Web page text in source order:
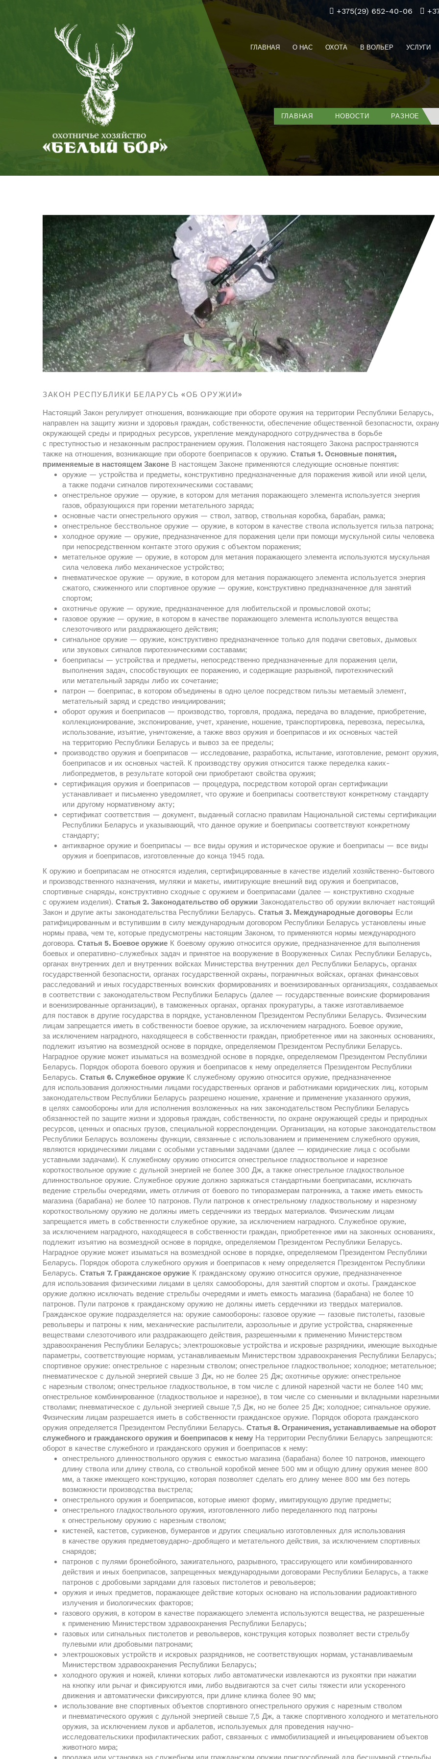
+375(29) 652-40-06
ГЛАВНАЯ О НАС ОХОТА В ВОЛЬЕР УСЛУГИ
ГЛАВНАЯ НОВОСТИ РАЗНОЕ
ЗАКОН РЕСПУБЛИКИ БЕЛАРУСЬ «ОБ ОРУЖИИ»
Настоящий Закон регулирует отношения, возникающие при обороте оружия на территории Республики Беларусь,
направлен на защиту жизни и здоровья граждан, собственности, обеспечение общественной безопасности, охрану
окружающей среды и природных ресурсов, укрепление международного сотрудничества в борьбе
с преступностью и незаконным распространением оружия. Положения настоящего Закона распространяются
также на отношения, возникающие при обороте боеприпасов к оружию. Статья 1. Основные понятия,
применяемые в настоящем Законе В настоящем Законе применяются следующие основные понятия:
оружие — устройства и предметы, конструктивно предназначенные для поражения живой или иной цели,
а также подачи сигналов пиротехническими составами;
огнестрельное оружие — оружие, в котором для метания поражающего элемента используется энергия
газов, образующихся при горении метательного заряда;
основные части огнестрельного оружия — ствол, затвор, ствольная коробка, барабан, рамка;
огнестрельное бесствольное оружие — оружие, в котором в качестве ствола используется гильза патрона;
холодное оружие — оружие, предназначенное для поражения цели при помощи мускульной силы человека
при непосредственном контакте этого оружия с объектом поражения;
метательное оружие — оружие, в котором для метания поражающего элемента используются мускульная
сила человека либо механическое устройство;
пневматическое оружие — оружие, в котором для метания поражающего элемента используется энергия
сжатого, сжиженного или спортивное оружие — оружие, конструктивно предназначенное для занятий
спортом;
охотничье оружие — оружие, предназначенное для любительской и промысловой охоты;
газовое оружие — оружие, в котором в качестве поражающего элемента используются вещества
слезоточивого или раздражающего действия;
сигнальное оружие — оружие, конструктивно предназначенное только для подачи световых, дымовых
или звуковых сигналов пиротехническими составами;
боеприпасы — устройства и предметы, непосредственно предназначенные для поражения цели,
выполнения задач, способствующих ее поражению, и содержащие разрывной, пиротехнический
или метательный заряды либо их сочетание;
патрон — боеприпас, в котором объединены в одно целое посредством гильзы метаемый элемент,
метательный заряд и средство инициирования;
оборот оружия и боеприпасов — производство, торговля, продажа, передача во владение, приобретение,
коллекционирование, экспонирование, учет, хранение, ношение, транспортировка, перевозка, пересылка,
использование, изъятие, уничтожение, а также ввоз оружия и боеприпасов и их основных частей
на территорию Республики Беларусь и вывоз за ее пределы;
производство оружия и боеприпасов — исследование, разработка, испытание, изготовление, ремонт оружия,
боеприпасов и их основных частей. К производству оружия относится также переделка каких-
либопредметов, в результате которой они приобретают свойства оружия;
сертификация оружия и боеприпасов — процедура, посредством которой орган сертификации
устанавливает и письменно уведомляет, что оружие и боеприпасы соответствуют конкретному стандарту
или другому нормативному акту;
сертификат соответствия — документ, выданный согласно правилам Национальной системы сертификации
Республики Беларусь и указывающий, что данное оружие и боеприпасы соответствуют конкретному
стандарту;
антикварное оружие и боеприпасы — все виды оружия и историческое оружие и боеприпасы — все виды
оружия и боеприпасов, изготовленные до конца 1945 года.
К оружию и боеприпасам не относятся изделия, сертифицированные в качестве изделий хозяйственно-бытового
и производственного назначения, муляжи и макеты, имитирующие внешний вид оружия и боеприпасов,
спортивные снаряды, конструктивно сходные с оружием и боеприпасами (далее — конструктивно сходные
с оружием изделия). Статья 2. Законодательство об оружии Законодательство об оружии включает настоящий
Закон и другие акты законодательства Республики Беларусь. Статья 3. Международные договоры Если
ратифицированным и вступившим в силу международным договором Республики Беларусь установлены иные
нормы права, чем те, которые предусмотрены настоящим Законом, то применяются нормы международного
договора. Статья 5. Боевое оружие К боевому оружию относится оружие, предназначенное для выполнения
боевых и оперативно-служебных задач и принятое на вооружение в Вооруженных Силах Республики Беларусь,
органах внутренних дел и внутренних войсках Министерства внутренних дел Республики Беларусь, органах
государственной безопасности, органах государственной охраны, пограничных войсках, органах финансовых
расследований и иных государственных воинских формированиях и военизированных организациях, создаваемых
в соответствии с законодательством Республики Беларусь (далее — государственные воинские формирования
и военизированные организации), в таможенных органах, органах прокуратуры, а также изготавливаемое
для поставок в другие государства в порядке, установленном Президентом Республики Беларусь. Физическим
лицам запрещается иметь в собственности боевое оружие, за исключением наградного. Боевое оружие,
за исключением наградного, находящееся в собственности граждан, приобретенное ими на законных основаниях,
подлежит изъятию на возмездной основе в порядке, определяемом Президентом Республики Беларусь.
Наградное оружие может изыматься на возмездной основе в порядке, определяемом Президентом Республики
Беларусь. Порядок оборота боевого оружия и боеприпасов к нему определяется Президентом Республики
Беларусь. Статья 6. Служебное оружие К служебному оружию относится оружие, предназначенное
для использования должностными лицами государственных органов и работниками юридических лиц, которым
законодательством Республики Беларусь разрешено ношение, хранение и применение указанного оружия,
в целях самообороны или для исполнения возложенных на них законодательством Республики Беларусь
обязанностей по защите жизни и здоровья граждан, собственности, по охране окружающей среды и природных
ресурсов, ценных и опасных грузов, специальной корреспонденции. Организации, на которые законодательством
Республики Беларусь возложены функции, связанные с использованием и применением служебного оружия,
являются юридическими лицами с особыми уставными задачами (далее — юридические лица с особыми
уставными задачами). К служебному оружию относится огнестрельное гладкоствольное и нарезное
короткоствольное оружие с дульной энергией не более 300 Дж, а также огнестрельное гладкоствольное
длинноствольное оружие. Служебное оружие должно заряжаться стандартными боеприпасами, исключать
ведение стрельбы очередями, иметь отличия от боевого по типоразмерам патронника, а также иметь емкость
магазина (барабана) не более 10 патронов. Пули патронов к огнестрельному гладкоствольному и нарезному
короткоствольному оружию не должны иметь сердечники из твердых материалов. Физическим лицам
запрещается иметь в собственности служебное оружие, за исключением наградного. Служебное оружие,
за исключением наградного, находящееся в собственности граждан, приобретенное ими на законных основаниях,
подлежит изъятию на возмездной основе в порядке, определяемом Президентом Республики Беларусь.
Наградное оружие может изыматься на возмездной основе в порядке, определяемом Президентом Республики
Беларусь. Порядок оборота служебного оружия и боеприпасов к нему определяется Президентом Республики
Беларусь. Статья 7. Гражданское оружие К гражданскому оружию относится оружие, предназначенное
для использования физическими лицами в целях самообороны, для занятий спортом и охоты. Гражданское
оружие должно исключать ведение стрельбы очередями и иметь емкость магазина (барабана) не более 10
патронов. Пули патронов к гражданскому оружию не должны иметь сердечники из твердых материалов.
Гражданское оружие подразделяется на: оружие самообороны: газовое оружие — газовые пистолеты, газовые
револьверы и патроны к ним, механические распылители, аэрозольные и другие устройства, снаряженные
веществами слезоточивого или раздражающего действия, разрешенными к применению Министерством
здравоохранения Республики Беларусь; электрошоковые устройства и искровые разрядники, имеющие выходные
параметры, соответствующие нормам, устанавливаемым Министерством здравоохранения Республики Беларусь;
спортивное оружие: огнестрельное с нарезным стволом; огнестрельное гладкоствольное; холодное; метательное;
пневматическое с дульной энергией свыше 3 Дж, но не более 25 Дж; охотничье оружие: огнестрельное
с нарезным стволом; огнестрельное гладкоствольное, в том числе с длиной нарезной части не более 140 мм;
огнестрельное комбинированное (гладкоствольное и нарезное), в том числе со сменными и вкладными нарезными
стволами; пневматическое с дульной энергией свыше 7,5 Дж, но не более 25 Дж; холодное; сигнальное оружие.
Физическим лицам разрешается иметь в собственности гражданское оружие. Порядок оборота гражданского
оружия определяется Президентом Республики Беларусь. Статья 8. Ограничения, устанавливаемые на оборот
служебного и гражданского оружия и боеприпасов к нему На территории Республики Беларусь запрещаются:
оборот в качестве служебного и гражданского оружия и боеприпасов к нему:
огнестрельного длинноствольного оружия с емкостью магазина (барабана) более 10 патронов, имеющего
длину ствола или длину ствола, со ствольной коробкой менее 500 мм и общую длину оружия менее 800
мм, а также имеющего конструкцию, которая позволяет сделать его длину менее 800 мм без потерь
возможности производства выстрела;
огнестрельного оружия и боеприпасов, которые имеют форму, имитирующую другие предметы;
огнестрельного гладкоствольного оружия, изготовленного либо переделанного под патроны
к огнестрельному оружию с нарезным стволом;
кистеней, кастетов, сурикенов, бумерангов и других специально изготовленных для использования
в качестве оружия предметовударно-дробящего и метательного действия, за исключением спортивных
снарядов;
патронов с пулями бронебойного, зажигательного, разрывного, трассирующего или комбинированного
действия и иных боеприпасов, запрещенных международными договорами Республики Беларусь, а также
патронов с дробовыми зарядами для газовых пистолетов и револьверов;
оружия и иных предметов, поражающее действие которых основано на использовании радиоактивного
излучения и биологических факторов;
газового оружия, в котором в качестве поражающего элемента используются вещества, не разрешенные
к применению Министерством здравоохранения Республики Беларусь;
газовых или сигнальных пистолетов и револьверов, конструкция которых позволяет вести стрельбу
пулевыми или дробовыми патронами;
электрошоковых устройств и искровых разрядников, не соответствующих нормам, устанавливаемым
Министерством здравоохранения Республики Беларусь;
холодного оружия и ножей, клинки которых либо автоматически извлекаются из рукоятки при нажатии
на кнопку или рычаг и фиксируются ими, либо выдвигаются за счет силы тяжести или ускоренного
движения и автоматически фиксируются, при длине клинка более 90 мм;
использование вне спортивных объектов спортивного огнестрельного оружия с нарезным стволом
и пневматического оружия с дульной энергией свыше 7,5 Дж, а также спортивного холодного и метательного
оружия, за исключением луков и арбалетов, используемых для проведения научно-
исследовательскихи профилактических работ, связанных с иммобилизацией и инъецированием объектов
животного мира;